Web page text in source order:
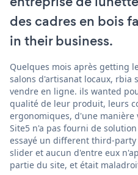
des cadres en bois
in their business.
Quelques mois après getting
salons d'artisanat locaux, rbia
vendre en ligne. ils wanted
qualité de leur produit, leurs
ergonomiques, d'une
Site5 n'a pas fourni de
essayé un different third-
slider et aucun d'entre eux
partie du site, et était